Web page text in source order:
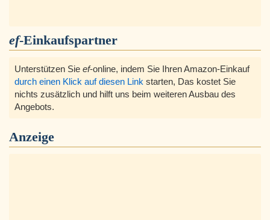
ef-Einkaufspartner
Unterstützen Sie ef-online, indem Sie Ihren Amazon-Einkauf
durch einen Klick auf diesen Link starten, Das kostet Sie
nichts zusätzlich und hilft uns beim weiteren Ausbau des
Angebots.
Anzeige